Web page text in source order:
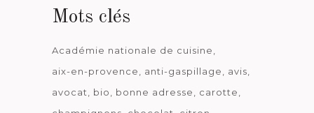
Mots clés
Académie nationale de cuisine
aix-en-provence
anti-gaspillage
avis
avocat
bio bonne adresse
carotte